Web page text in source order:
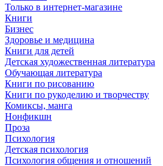
Только в интернет-магазине
Книги
Бизнес
Здоровье и медицина
Книги для детей
Детская художественная литература
Обучающая литература
Книги по рисованию
Книги по рукоделию и творчеству
Комиксы, манга
Нонфикшн
Проза
Психология
Детская психология
Психология общения и отношений